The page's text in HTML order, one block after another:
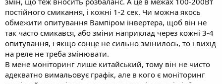
постійного смикання, і кожні 1-2 сек. Чи можна якось
обмежити опитування Вампіром інвертера, щоб він не
так часто смикався, або зміни наприклад через кожні 3-4
опитування, і якщо сонце не сильно змінилось, то і вихід
на реле не треба змінювати.
В мене моніторинг лише китайський, тому він не чисто
адекватно вимальовує графік, але в кого є моніторинг